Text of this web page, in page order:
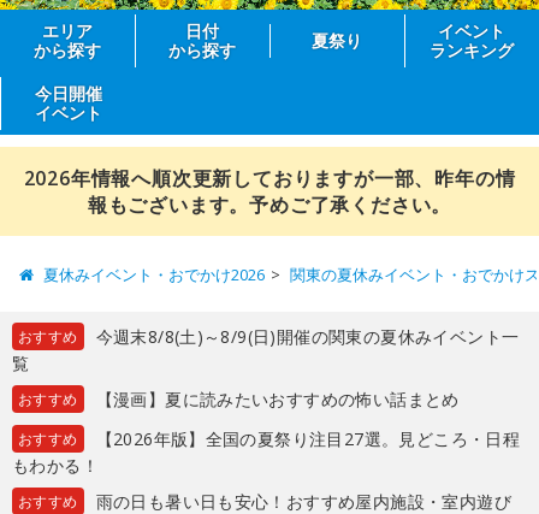
エリア
から探す
日付
から探す
夏祭り
イベント
ランキング
今日開催
イベント
2026年情報へ順次更新しておりますが一部、昨年の情
報もございます。予めご了承ください。
夏休みイベント・おでかけ2026 関東の夏休みイベント・おでかけ
おすすめ
今週末8/8(土)～8/9(日)開催の関東の夏休みイベント一
覧
おすすめ 【漫画】夏に読みたいおすすめの怖い話まとめ
おすすめ
【2026年版】全国の夏祭り注目27選。見どころ・日程
もわかる！
おすすめ
雨の日も暑い日も安心！おすすめ屋内施設・室内遊び